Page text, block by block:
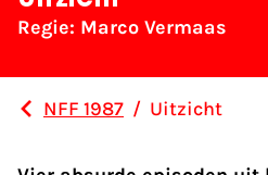
Regie: Marco Vermaas
NFF 1987 / Uitzicht